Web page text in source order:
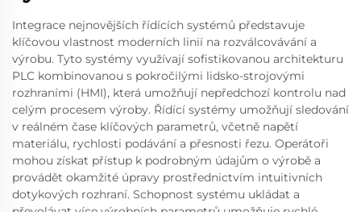
Integrace nejnovějších řídících systémů představuje
klíčovou vlastnost moderních linií na rozválcovávání a
výrobu. Tyto systémy využívají sofistikovanou architekturu
PLC kombinovanou s pokročilými lidsko-strojovými
rozhraními (HMI), která umožňují nepředchozí kontrolu nad
celým procesem výroby. Řídící systémy umožňují sledování
v reálném čase klíčových parametrů, včetně napětí
materiálu, rychlosti podávání a přesnosti řezu. Operátoři
mohou získat přístup k podrobným údajům o výrobě a
provádět okamžité úpravy prostřednictvím intuitivních
dotykových rozhraní. Schopnost systému ukládat a